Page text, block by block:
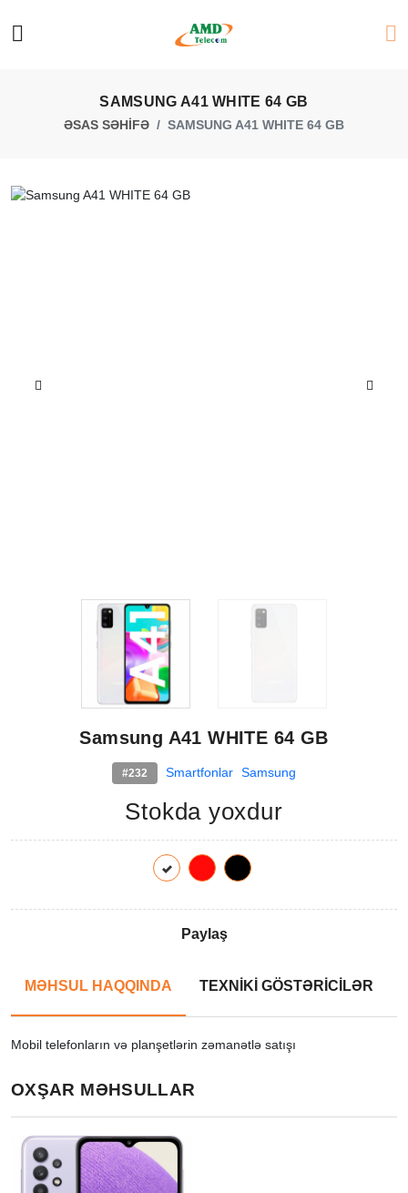
SAMSUNG A41 WHITE 64 GB
ƏSAS SƏHİFƏ SAMSUNG A41 WHITE 64 GB
Samsung A41 WHITE 64 GB
#232 Smartfonlar Samsung
Stokda yoxdur
Paylaş
MƏHSUL HAQQINDA TEXNİKİ GÖSTƏRİCİLƏR
Mobil telefonların və planşetlərin zəmanətlə satışı
OXŞAR MƏHSULLAR